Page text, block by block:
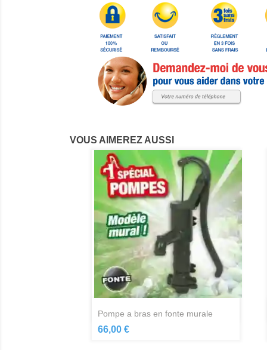
VOUS AIMEREZ AUSSI
pompe a bras en fonte murale
66,00 €